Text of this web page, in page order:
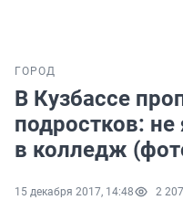
ГОРОД
В Кузбассе
подростков: не
в колледж
15 декабря 2017, 14:48 2 207